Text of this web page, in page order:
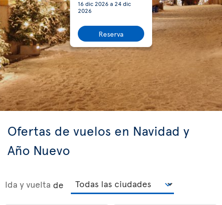
16 dic 2026a 24 dic
2026
Reserva
Ofertas de vuelos en Navidad y
Año Nuevo
Ida y vuelta de